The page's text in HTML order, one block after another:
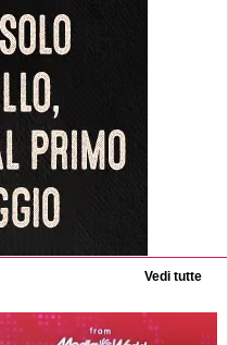
Vedi tutte